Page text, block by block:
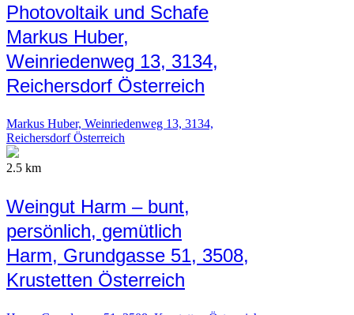
Photovoltaik und Schafe
Markus Huber,
Weinriedenweg 13, 3134,
Reichersdorf Österreich
Markus Huber, Weinriedenweg 13, 3134,
Reichersdorf Österreich
2.5 km
Weingut Harm – bunt,
persönlich, gemütlich
Harm, Grundgasse 51, 3508,
Krustetten Österreich